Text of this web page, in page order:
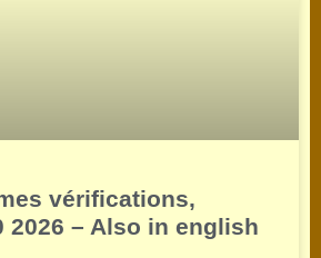
vérifications,
2026 – Also in english